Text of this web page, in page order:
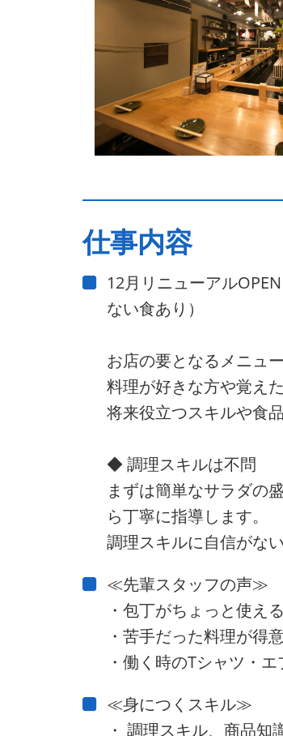
仕事内容
12月リニューアル
ない食あり）
お店の要となるメニュ
料理が好きな方や覚え
将来役立つスキルや食
◆ 調理スキルは不問
まずは簡単なサラダの
ら丁寧に指導します。
調理スキルに自信がな
≪先輩スタッフの声≫
・包丁がちょっと使え
・苦手だった料理が得
・働く時のTシャツ・エ
≪身につくスキル≫
・ 調理スキル、商品知